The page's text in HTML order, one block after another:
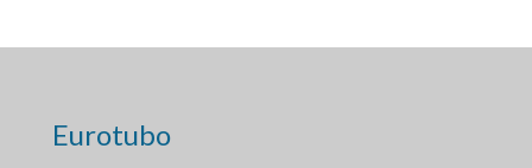
Eurotubo